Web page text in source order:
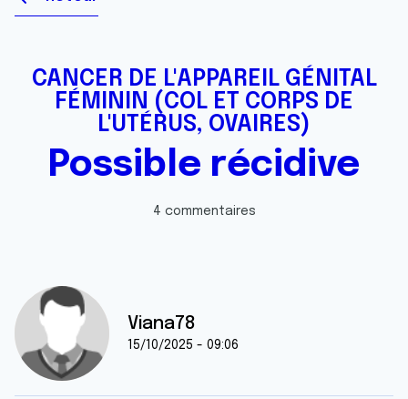
CANCER DE L'APPAREIL GÉNITAL
FÉMININ (COL ET CORPS DE
L'UTÉRUS, OVAIRES)
Possible récidive
4 commentaires
Viana78
15/10/2025 - 09:06